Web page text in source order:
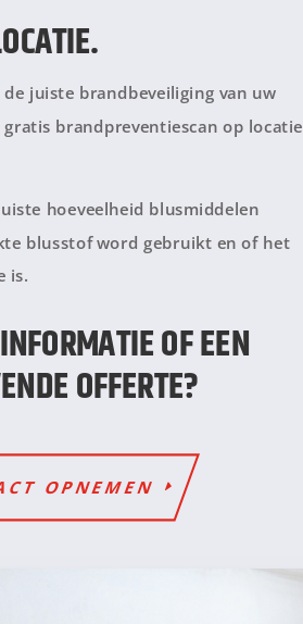
juiste brandbeveiliging van uw
brandpreventiescan op locatie
hoeveelheid blusmiddelen
blusstof word gebruikt en of het
is.
OF EEN
OFFERTE?
OPNEMEN